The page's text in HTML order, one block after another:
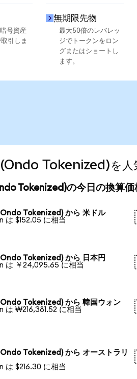
号資産
引しま
無期限先物
最大50倍のレバレッ
ジでトークンをロン
グまたはショートし
ます。
Tokenized)を人
Tokenized)の今日の換算価
Tokenized) から 米ドル
は $152.05 に相当
Tokenized) から 日本円
は ￥24,095.65 に相当
Tokenized) から 韓国ウォン
は ₩216,381.52 に相当
Tokenized) から オーストラリ
は $216.30 に相当